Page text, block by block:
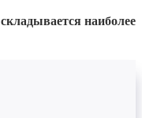
наиболее